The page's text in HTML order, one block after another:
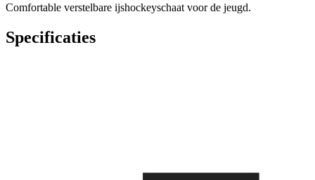
Comfortable verstelbare ijshockeyschaat voor de jeugd.
Specificaties